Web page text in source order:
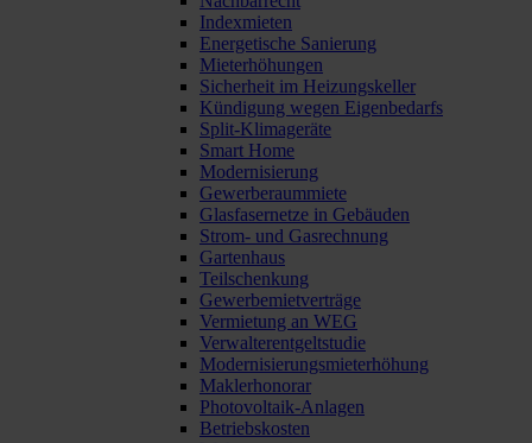
Indexmieten
Energetische Sanierung
Mieterhöhungen
Sicherheit im Heizungskeller
Kündigung wegen Eigenbedarfs
Split-Klimageräte
Smart Home
Modernisierung
Gewerberaummiete
Glasfasernetze in Gebäuden
Strom- und Gasrechnung
Gartenhaus
Teilschenkung
Gewerbemietverträge
Vermietung an WEG
Verwalterentgeltstudie
Modernisierungsmieterhöhung
Maklerhonorar
Photovoltaik-Anlagen
Betriebskosten